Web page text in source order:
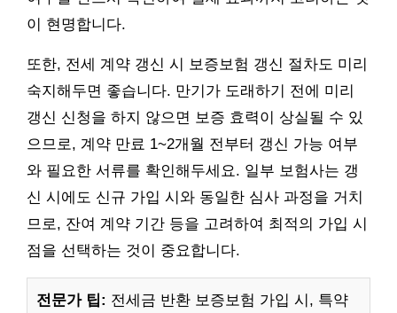
이 현명합니다.
또한, 전세 계약 갱신 시 보증보험 갱신 절차도 미리
숙지해두면 좋습니다. 만기가 도래하기 전에 미리
갱신 신청을 하지 않으면 보증 효력이 상실될 수 있
으므로, 계약 만료 1~2개월 전부터 갱신 가능 여부
와 필요한 서류를 확인해두세요. 일부 보험사는 갱
신 시에도 신규 가입 시와 동일한 심사 과정을 거치
므로, 잔여 계약 기간 등을 고려하여 최적의 가입 시
점을 선택하는 것이 중요합니다.
전문가 팁: 전세금 반환 보증보험 가입 시, 특약